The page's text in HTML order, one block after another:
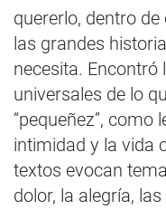
quererlo, dentro de
las grandes
necesita.
universales de lo
“pequeñez”, como
intimidad y la vida
textos evocan
dolor, la alegría,